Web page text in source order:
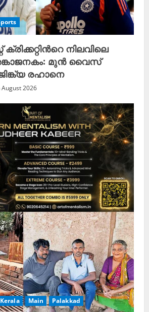
നിലവിലെ
മുൻ വൈസ്
രഹാനെ
2026
Kerala Main Palakkad